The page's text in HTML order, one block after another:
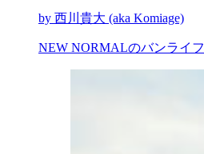
by 西川貴大 (aka Komiage)
NEW NORMALのバンライフ